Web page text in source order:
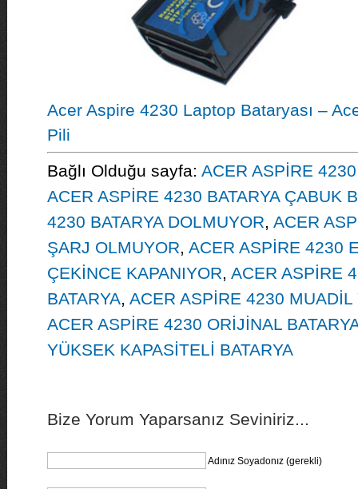
Acer Aspire 4230 Laptop Bataryası –
Pili
Bağlı Olduğu sayfa: ACER ASPİRE
ACER ASPİRE 4230 BATARYA ÇABUK
4230 BATARYA DOLMUYOR, ACER
ŞARJ OLMUYOR, ACER ASPİRE 4230
ÇEKİNCE KAPANIYOR, ACER ASPİRE
BATARYA, ACER ASPİRE 4230 MUADİL
ACER ASPİRE 4230 ORİJİNAL
YÜKSEK KAPASİTELİ BATARYA
Bize Yorum Yaparsanız Seviniriz...
Adınız Soyadonız (gerekli)